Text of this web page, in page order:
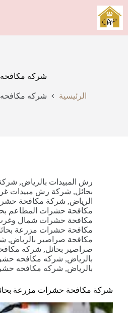
التجاوز
إلى
المحتوى
شركه مكافحه
الرئيسية شركه مكافحه
رش المبيدات بالرياض,
بحائل, شركة رش مبيدات
الرياض, شركة مكافحة حشر
مكافحة حشرات المطاعم
مكافحة حشرات شمال
مكافحة حشرات مزرعة
مكافحة صراصير بالرياض,
صراصير بحائل, شركه
بالرياض, شركه مكافحه
بالرياض, شركه مكافحه
شركة مكافحة حشرات مزرعة